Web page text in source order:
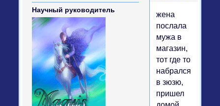
Научный руководитель
жена
послала
мужа в
магазин,
тот где то
набрался
в зюзю,
пришел